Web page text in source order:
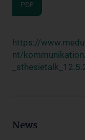
PDF
https://
nt/
News